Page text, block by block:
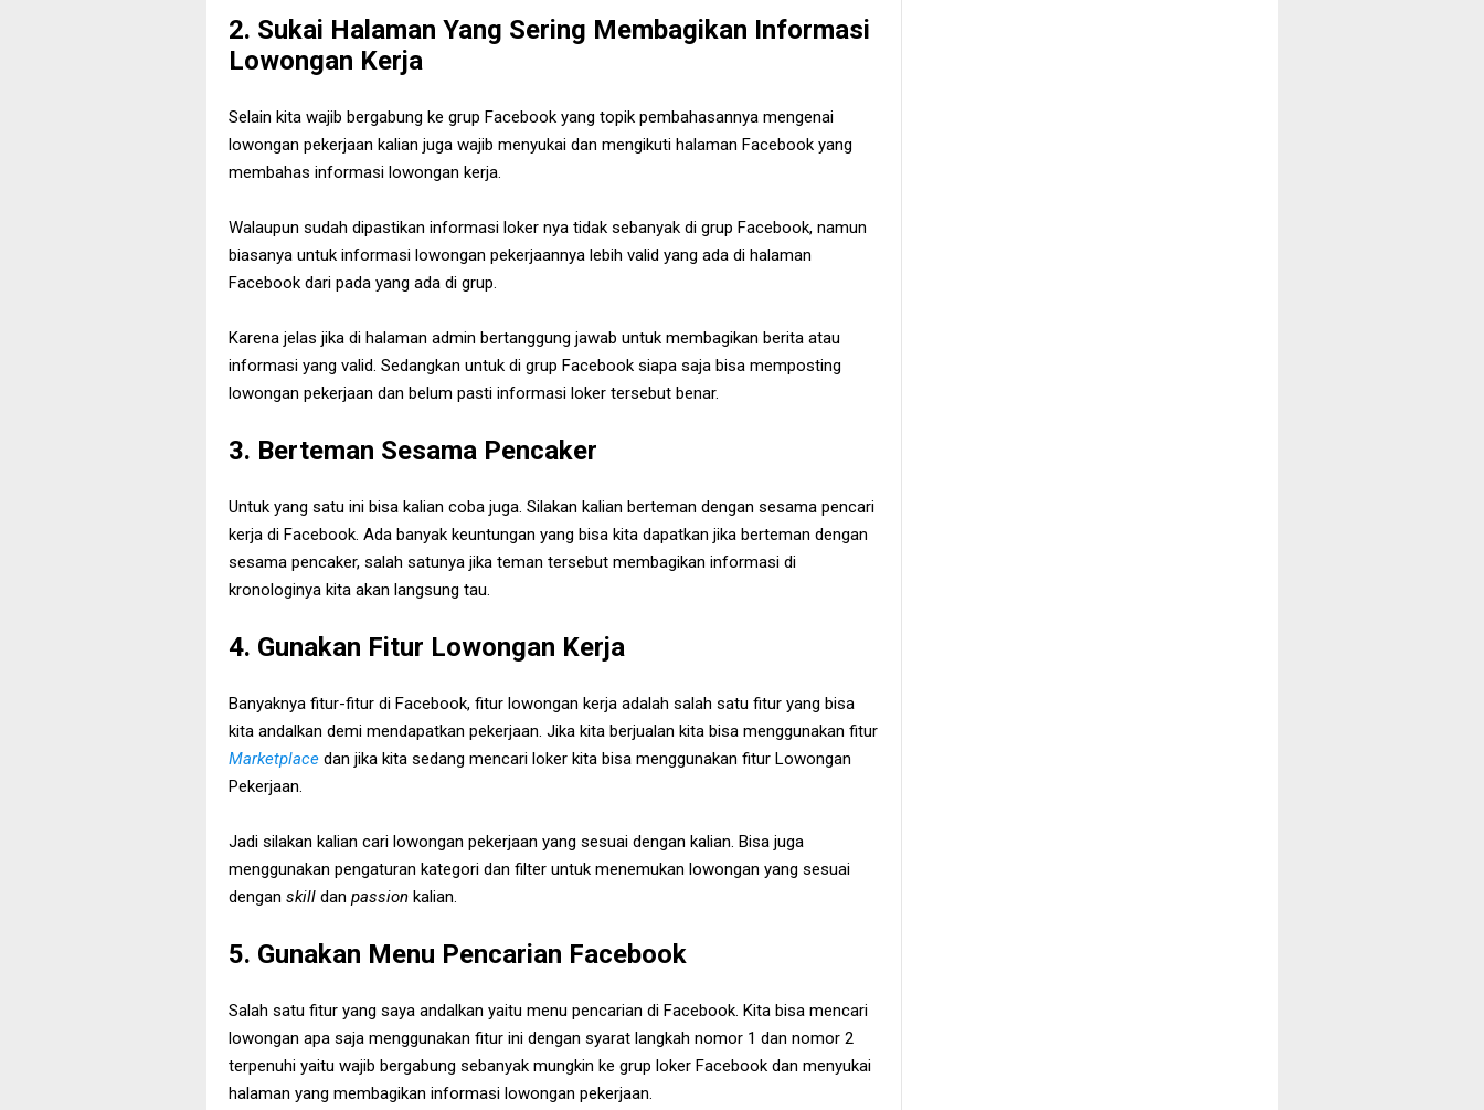
2. Sukai Halaman Yang Sering Membagikan Informasi
Lowongan Kerja
Selain kita wajib bergabung ke grup Facebook yang topik pembahasannya mengenai
lowongan pekerjaan kalian juga wajib menyukai dan mengikuti halaman Facebook yang
membahas informasi lowongan kerja.
Walaupun sudah dipastikan informasi loker nya tidak sebanyak di grup Facebook, namun
biasanya untuk informasi lowongan pekerjaannya lebih valid yang ada di halaman
Facebook dari pada yang ada di grup.
Karena jelas jika di halaman admin bertanggung jawab untuk membagikan berita atau
informasi yang valid. Sedangkan untuk di grup Facebook siapa saja bisa memposting
lowongan pekerjaan dan belum pasti informasi loker tersebut benar.
3. Berteman Sesama Pencaker
Untuk yang satu ini bisa kalian coba juga. Silakan kalian berteman dengan sesama pencari
kerja di Facebook. Ada banyak keuntungan yang bisa kita dapatkan jika berteman dengan
sesama pencaker, salah satunya jika teman tersebut membagikan informasi di
kronologinya kita akan langsung tau.
4. Gunakan Fitur Lowongan Kerja
Banyaknya fitur-fitur di Facebook, fitur lowongan kerja adalah salah satu fitur yang bisa
kita andalkan demi mendapatkan pekerjaan. Jika kita berjualan kita bisa menggunakan fitur
Marketplace dan jika kita sedang mencari loker kita bisa menggunakan fitur Lowongan
Pekerjaan.
Jadi silakan kalian cari lowongan pekerjaan yang sesuai dengan kalian. Bisa juga
menggunakan pengaturan kategori dan filter untuk menemukan lowongan yang sesuai
dengan skill dan passion kalian.
5. Gunakan Menu Pencarian Facebook
Salah satu fitur yang saya andalkan yaitu menu pencarian di Facebook. Kita bisa mencari
lowongan apa saja menggunakan fitur ini dengan syarat langkah nomor 1 dan nomor 2
terpenuhi yaitu wajib bergabung sebanyak mungkin ke grup loker Facebook dan menyukai
halaman yang membagikan informasi lowongan pekerjaan.